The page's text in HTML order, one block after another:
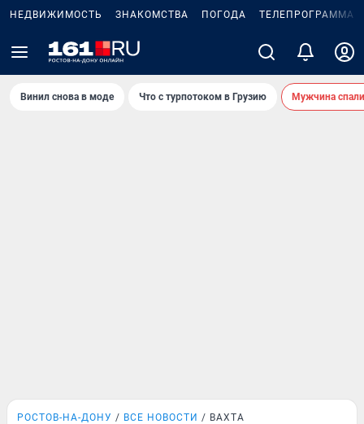
НЕДВИЖИМОСТЬ ЗНАКОМСТВА ПОГОДА ТЕЛЕПРОГРАММА
Винил снова в моде Что с турпотоком в Грузию Мужчина
РОСТОВ-НА-ДОНУ ВСЕ НОВОСТИ ВАХТА